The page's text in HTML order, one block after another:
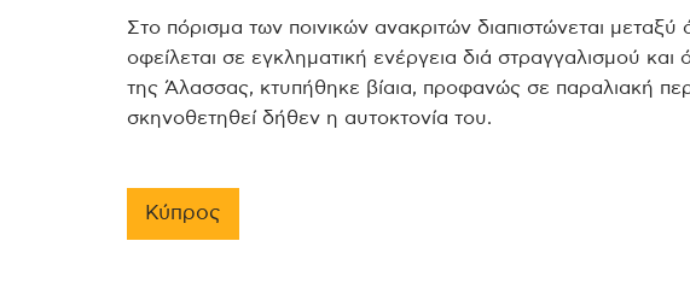
Στο πόρισμα των ποινικών ανακριτών διαπιστώνεται
οφείλεται σε εγκληματική ενέργεια διά στραγγαλισμού και
της Άλασσας, κτυπήθηκε βίαια, προφανώς σε παραλιακή
σκηνοθετηθεί δήθεν η αυτοκτονία του.
Κύπρος